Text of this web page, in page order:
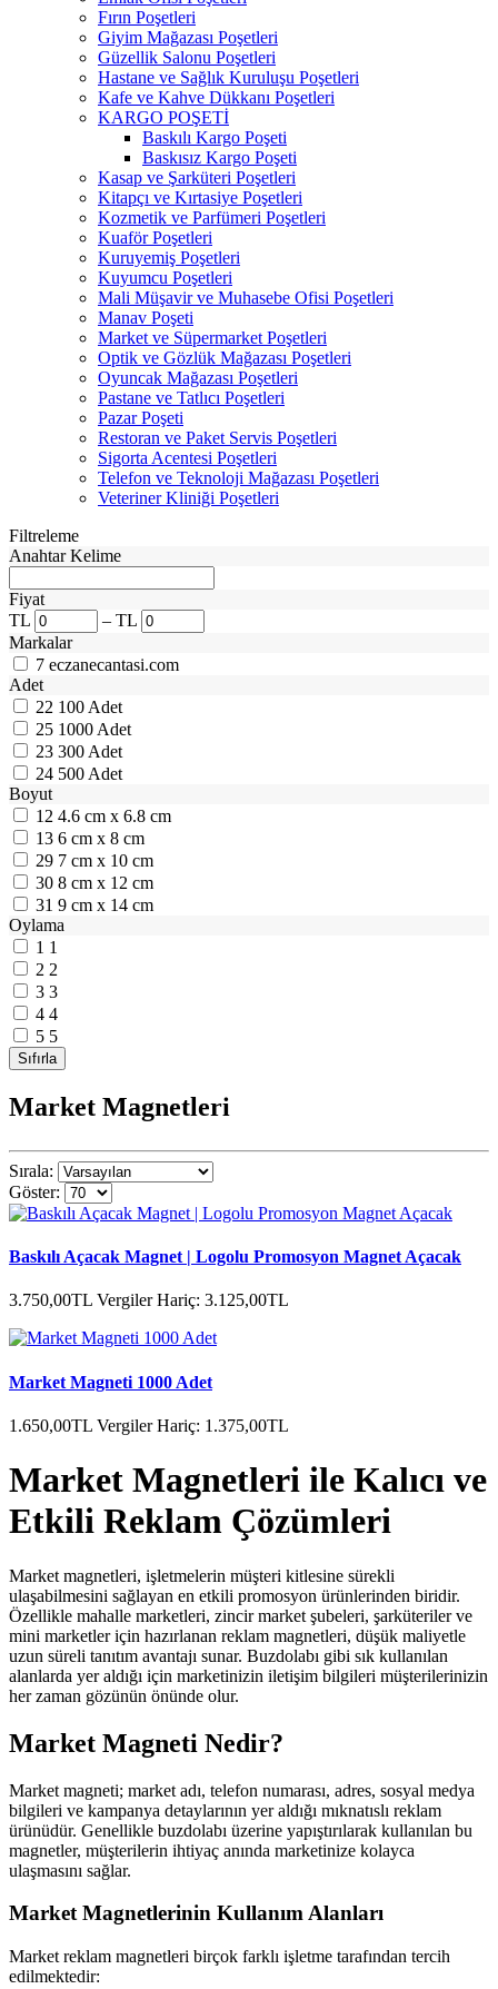
Fırın Poşetleri
Giyim Mağazası Poşetleri
Güzellik Salonu Poşetleri
Hastane ve Sağlık Kuruluşu Poşetleri
Kafe ve Kahve Dükkanı Poşetleri
KARGO POŞETİ
Baskılı Kargo Poşeti
Baskısız Kargo Poşeti
Kasap ve Şarküteri Poşetleri
Kitapçı ve Kırtasiye Poşetleri
Kozmetik ve Parfümeri Poşetleri
Kuaför Poşetleri
Kuruyemiş Poşetleri
Kuyumcu Poşetleri
Mali Müşavir ve Muhasebe Ofisi Poşetleri
Manav Poşeti
Market ve Süpermarket Poşetleri
Optik ve Gözlük Mağazası Poşetleri
Oyuncak Mağazası Poşetleri
Pastane ve Tatlıcı Poşetleri
Pazar Poşeti
Restoran ve Paket Servis Poşetleri
Sigorta Acentesi Poşetleri
Telefon ve Teknoloji Mağazası Poşetleri
Veteriner Kliniği Poşetleri
Filtreleme
Anahtar Kelime
Fiyat
TL
– TL
Markalar
7 eczanecantasi.com
Adet
22 100 Adet
25 1000 Adet
23 300 Adet
24 500 Adet
Boyut
12 4.6 cm x 6.8 cm
13 6 cm x 8 cm
29 7 cm x 10 cm
30 8 cm x 12 cm
31 9 cm x 14 cm
Oylama
1 1
2 2
3 3
4 4
5 5
Market Magnetleri
Sırala:
Göster:
Baskılı Açacak Magnet | Logolu Promosyon Magnet Açacak
3.750,00TL Vergiler Hariç: 3.125,00TL
Market Magneti 1000 Adet
1.650,00TL Vergiler Hariç: 1.375,00TL
Market Magnetleri ile Kalıcı ve
Etkili Reklam Çözümleri
Market magnetleri, işletmelerin müşteri kitlesine sürekli
ulaşabilmesini sağlayan en etkili promosyon ürünlerinden biridir.
Özellikle mahalle marketleri, zincir market şubeleri, şarküteriler ve
mini marketler için hazırlanan reklam magnetleri, düşük maliyetle
uzun süreli tanıtım avantajı sunar. Buzdolabı gibi sık kullanılan
alanlarda yer aldığı için marketinizin iletişim bilgileri müşterilerinizin
her zaman gözünün önünde olur.
Market Magneti Nedir?
Market magneti; market adı, telefon numarası, adres, sosyal medya
bilgileri ve kampanya detaylarının yer aldığı mıknatıslı reklam
ürünüdür. Genellikle buzdolabı üzerine yapıştırılarak kullanılan bu
magnetler, müşterilerin ihtiyaç anında marketinize kolayca
ulaşmasını sağlar.
Market Magnetlerinin Kullanım Alanları
Market reklam magnetleri birçok farklı işletme tarafından tercih
edilmektedir: